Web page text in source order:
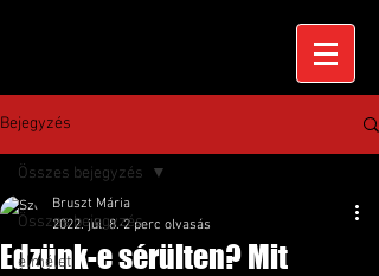
Bejegyzés
Összes bejegyzés
elmélet
Összes bejegyzés
Edzünk-e sérülten? Mit
Bruszt Mária
2022. júl. 8. 2 perc olvasás